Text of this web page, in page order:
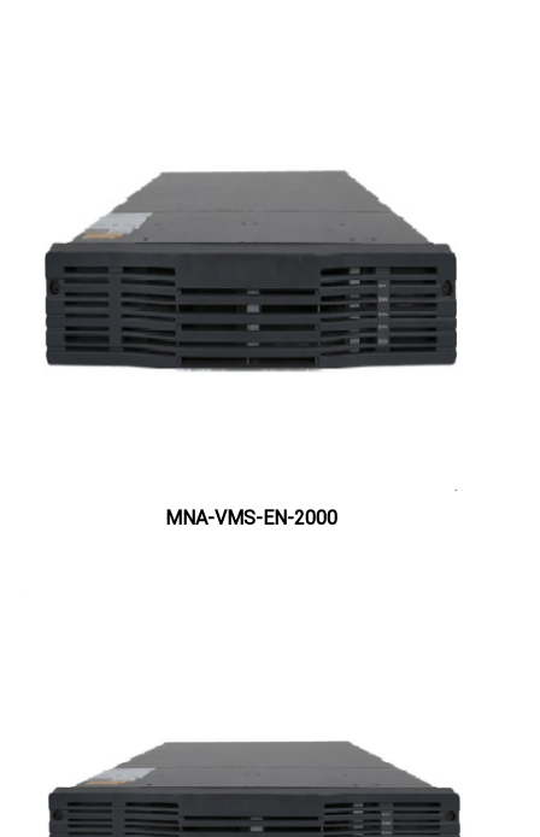
MNA-VMS-EN-2000